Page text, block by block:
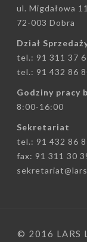
ul. Migdałowa 11
72-003 Dobra
Dział
tel.: 91 311 37
tel.: 91 432 86
Godziny pracy
8:00-16:00
Sekretariat
tel.: 91 432 86
fax: 91 311 30
© 2016 LARS